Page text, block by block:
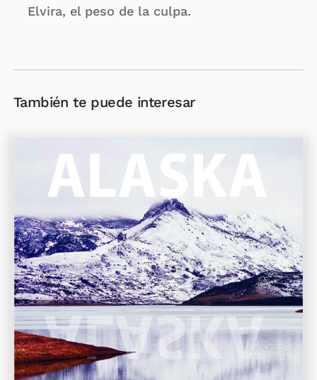
Elvira, el peso de la culpa.
También te puede interesar